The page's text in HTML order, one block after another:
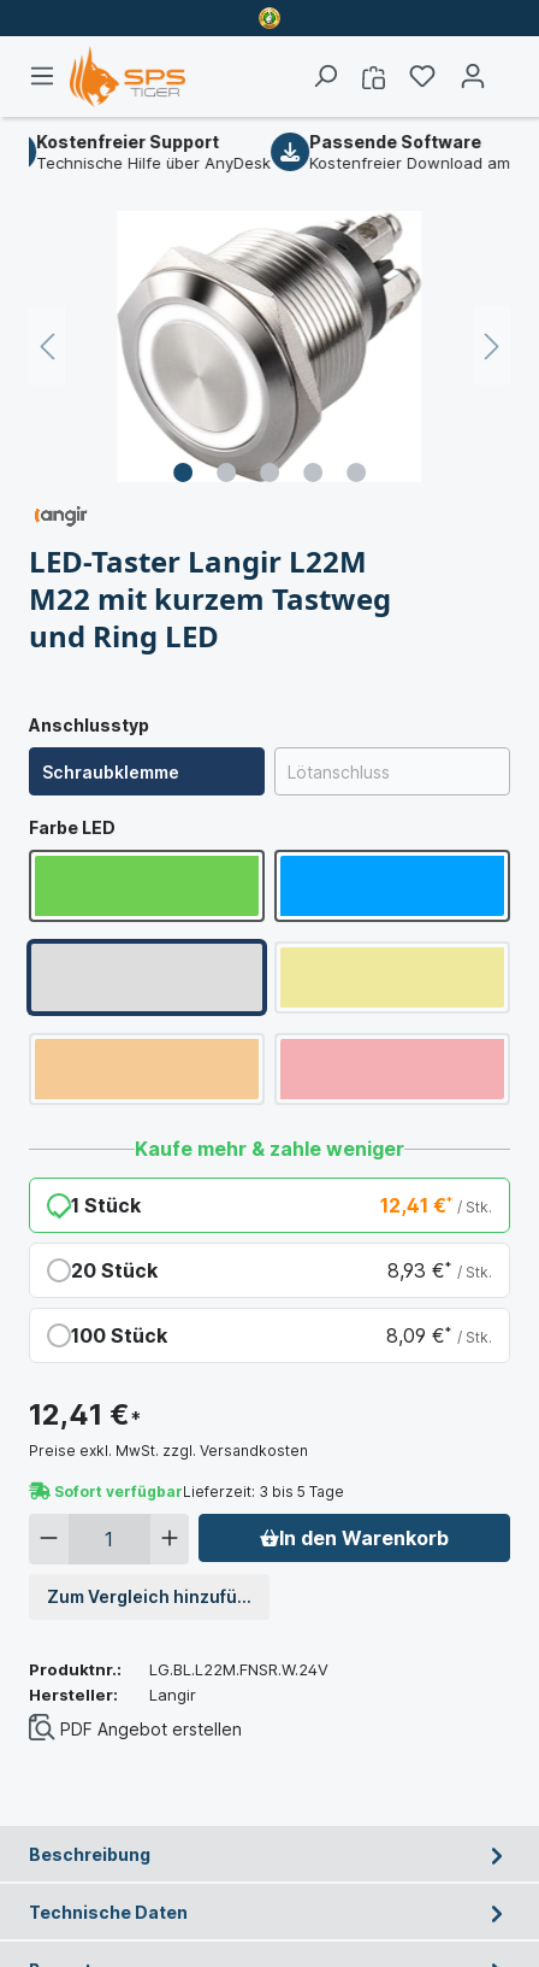
Support
Hilfe über AnyDesk
Passende Software
Kostenfreier Download am Artikel
LED-Taster Langir L22M
M22 mit kurzem Tastweg
und Ring LED
Kaufe mehr & zahle weniger
1 Stück 12,41 €* / Stk.
20 Stück 8,93 €* / Stk.
100 Stück 8,09 €* / Stk.
12,41 €*
Preise exkl. MwSt. zzgl. Versandkosten
Sofort verfügbarLieferzeit: 3 bis 5 Tage
Anschlusstyp
Schraubklemme Lötanschluss
Farbe LED
In den Warenkorb
Zum Vergleich hinzufügen
Produktnr.:
LG.BL.L22M.FNSR.W.24V
Hersteller:
Langir
PDF Angebot erstellen
Beschreibung
Technische Daten